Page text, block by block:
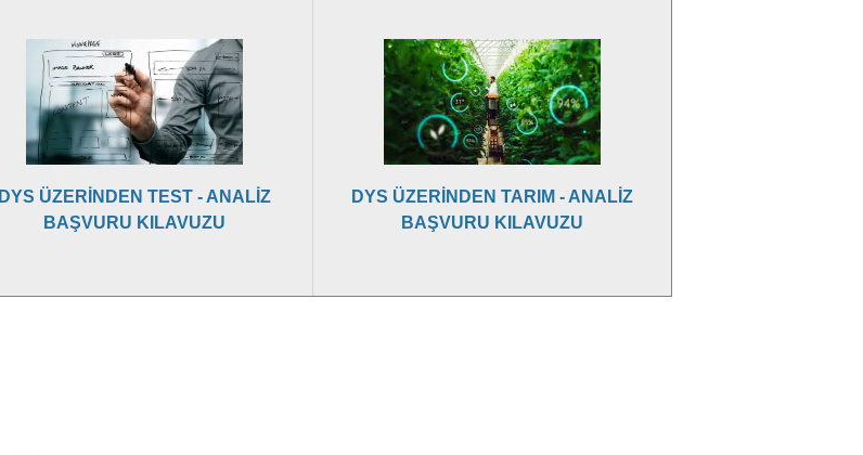
DYS ÜZERİNDEN TEST - ANALİZ
BAŞVURU KILAVUZU
DYS ÜZERİNDEN TARIM - ANALİZ
BAŞVURU KILAVUZU